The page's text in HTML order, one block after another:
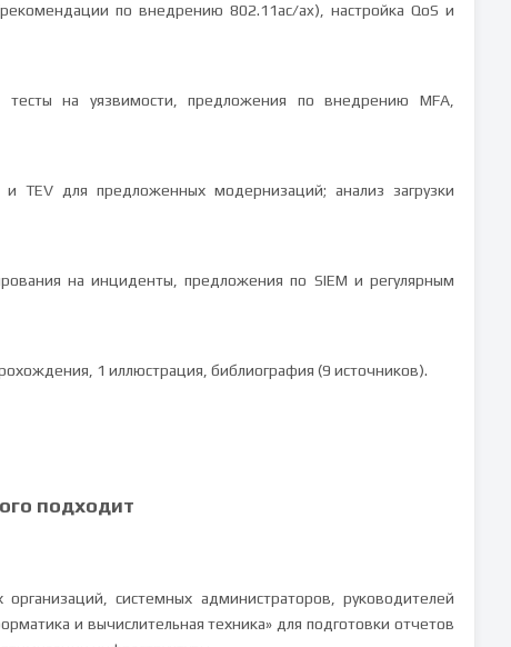
по внедрению 802.11ac/ax), настройка QoS и
тесты на уязвимости, предложения по внедрению MFA,
TEV для предложенных модернизаций; анализ загрузки
на инциденты, предложения по SIEM и регулярным
1 иллюстрация, библиография (9 источников).
подходит
системных администраторов, руководителей
и вычислительная техника» для подготовки отчетов